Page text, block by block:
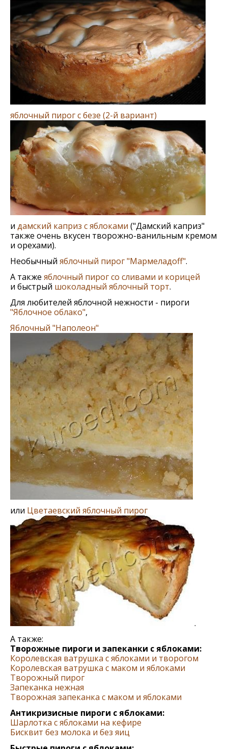
яблочный пирог c безе (2-й вариант)
и дамский каприз с яблоками ("Дамский каприз"
также очень вкусен творожно-ванильным кремом
и орехами).
Необычный яблочный пирог "Мармеладоff".
А также яблочный пирог со сливами и корицей
и быстрый шоколадный яблочный торт.
Для любителей яблочной нежности - пироги
"Яблочное облако",
Яблочный "Наполеон"
или Цветаевский яблочный пирог
.
А также:
Творожные пироги и запеканки с яблоками:
Королевская ватрушка с яблоками и творогом
Королевская ватрушка с маком и яблоками
Творожный пирог
Запеканка нежная
Творожная запеканка с маком и яблоками
Антикризисные пироги с яблоками:
Шарлотка с яблоками на кефире
Бисквит без молока и без яиц